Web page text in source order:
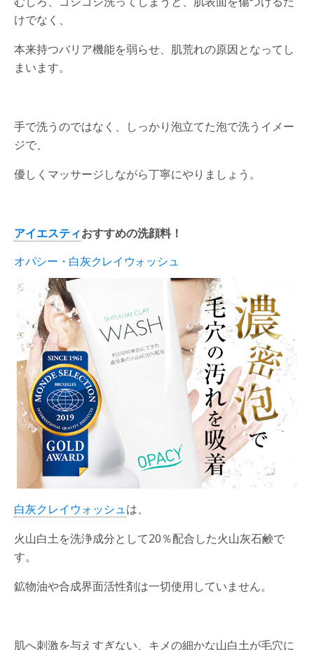
けでなく、
本来持つバリア機能を弱らせ、肌荒れの原因となってし
まいます。
手で洗うのではなく、しっかり泡立てた泡で洗うイメー
ジで、
優しくマッサージしながら丁寧にやりましょう。
アイエスティおすすめの洗顔料！
オパシー・白灰クレイウォッシュ
白灰クレイウォッシュは、
火山白土を洗浄成分として20％配合した火山灰石鹸で
す。
鉱物油や合成界面活性剤は一切使用していません。
肌へ刺激を与えすぎない、キメの細かな山白土が毛穴に